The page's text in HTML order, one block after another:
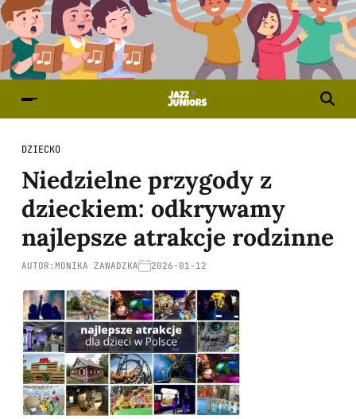
DZIECKO
Niedzielne przygody z
dzieckiem: odkrywamy
najlepsze atrakcje rodzinne
AUTOR: MONIKA ZAWADZKA 2026-01-12